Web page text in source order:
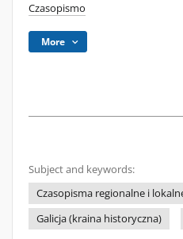
Czasopismo
More
Subject and keywords:
Czasopisma regionalne i
Galicja (kraina historyczna)